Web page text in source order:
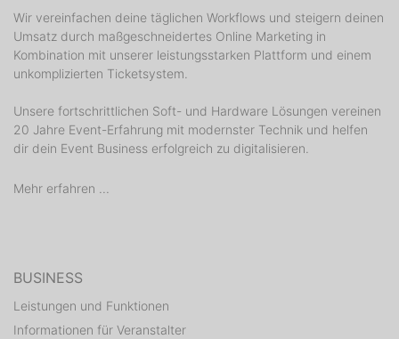
Wir vereinfachen deine täglichen Workflows und steigern deinen
Umsatz durch maßgeschneidertes Online Marketing in
Kombination mit unserer leistungsstarken Plattform und einem
unkomplizierten Ticketsystem.
Unsere fortschrittlichen Soft- und Hardware Lösungen vereinen
20 Jahre Event-Erfahrung mit modernster Technik und helfen
dir dein Event Business erfolgreich zu digitalisieren.
Mehr erfahren ...
BUSINESS
Leistungen und Funktionen
Informationen für Veranstalter